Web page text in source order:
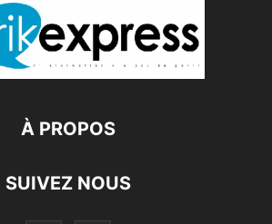
À PROPOS
SUIVEZ NOUS